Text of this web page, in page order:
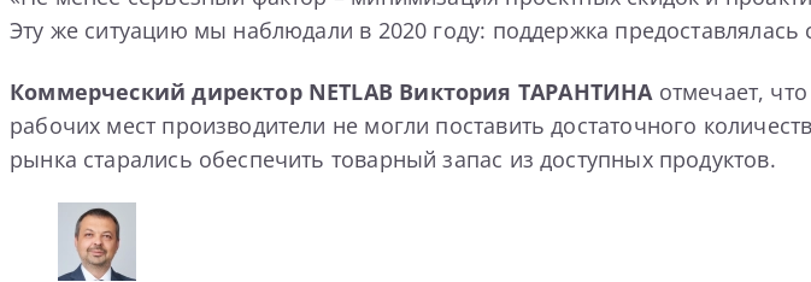
Эту же ситуацию мы наблюдали в 2020 году: поддержка
Коммерческий директор NETLAB Виктория ТАРАНТИНАотмечает, что
рабочих мест производители не могли поставить достаточного
рынка старались обеспечить товарный запас из доступных продуктов.